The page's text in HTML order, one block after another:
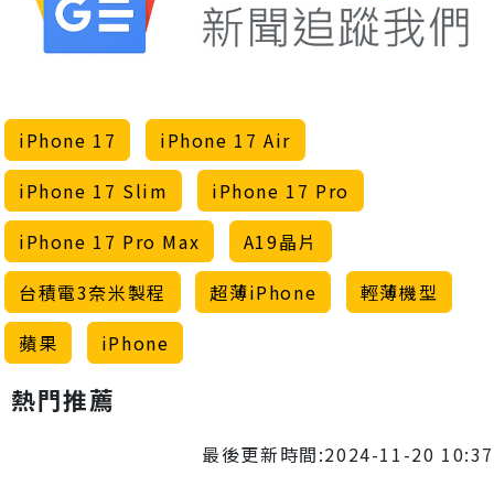
iPhone 17
iPhone 17 Air
iPhone 17 Slim
iPhone 17 Pro
iPhone 17 Pro Max
A19晶片
台積電3奈米製程
超薄iPhone
輕薄機型
蘋果
iPhone
熱門推薦
最後更新時間:2024-11-20 10:37